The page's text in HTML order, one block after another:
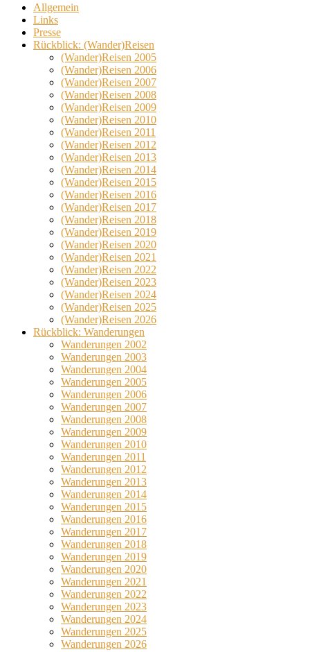
Allgemein
Links
Presse
Rückblick: (Wander)Reisen
(Wander)Reisen 2005
(Wander)Reisen 2006
(Wander)Reisen 2007
(Wander)Reisen 2008
(Wander)Reisen 2009
(Wander)Reisen 2010
(Wander)Reisen 2011
(Wander)Reisen 2012
(Wander)Reisen 2013
(Wander)Reisen 2014
(Wander)Reisen 2015
(Wander)Reisen 2016
(Wander)Reisen 2017
(Wander)Reisen 2018
(Wander)Reisen 2019
(Wander)Reisen 2020
(Wander)Reisen 2021
(Wander)Reisen 2022
(Wander)Reisen 2023
(Wander)Reisen 2024
(Wander)Reisen 2025
(Wander)Reisen 2026
Rückblick: Wanderungen
Wanderungen 2002
Wanderungen 2003
Wanderungen 2004
Wanderungen 2005
Wanderungen 2006
Wanderungen 2007
Wanderungen 2008
Wanderungen 2009
Wanderungen 2010
Wanderungen 2011
Wanderungen 2012
Wanderungen 2013
Wanderungen 2014
Wanderungen 2015
Wanderungen 2016
Wanderungen 2017
Wanderungen 2018
Wanderungen 2019
Wanderungen 2020
Wanderungen 2021
Wanderungen 2022
Wanderungen 2023
Wanderungen 2024
Wanderungen 2025
Wanderungen 2026